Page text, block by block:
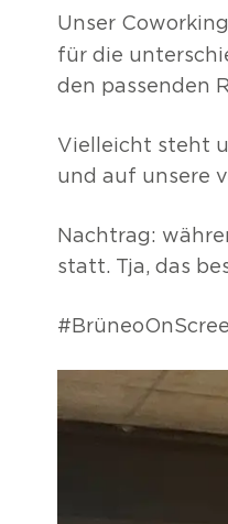
Unser
für die
den passenden
Vielleicht steht
und auf unsere
Nachtrag:
statt. Tja, das